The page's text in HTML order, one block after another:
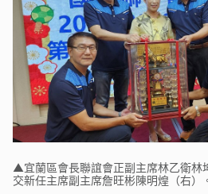
▲宜蘭區會長聯誼會正副主席林乙衛林
交新任主席副主席詹旺彬陳明煌（右）